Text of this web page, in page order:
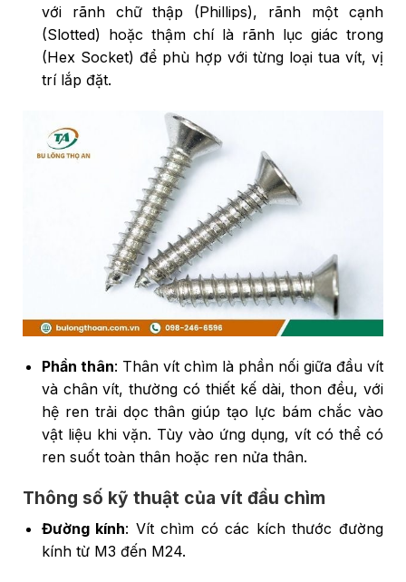
với rãnh chữ thập (Phillips), rãnh một cạnh
(Slotted) hoặc thậm chí là rãnh lục giác trong
(Hex Socket) để phù hợp với từng loại tua vít, vị
trí lắp đặt.
Phần thân: Thân vít chìm là phần nối giữa đầu vít
và chân vít, thường có thiết kế dài, thon đều, với
hệ ren trải dọc thân giúp tạo lực bám chắc vào
vật liệu khi vặn. Tùy vào ứng dụng, vít có thể có
ren suốt toàn thân hoặc ren nửa thân.
Thông số kỹ thuật của vít đầu chìm
Đường kính: Vít chìm có các kích thước đường
kính từ M3 đến M24.